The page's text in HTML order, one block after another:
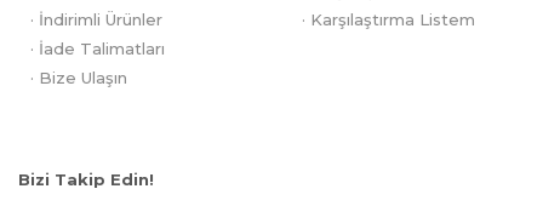
· İndirimli Ürünler
· İade Talimatları
· Bize Ulaşın
· Karşılaştırma Listem
Bizi Takip Edin!